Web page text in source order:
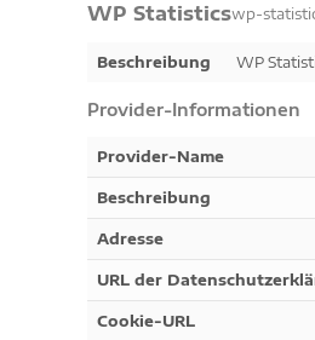
WP Statisticswp-
Beschreibung WP
Provider-Informationen
Provider-Name
Beschreibung
Adresse
URL der
Cookie-URL